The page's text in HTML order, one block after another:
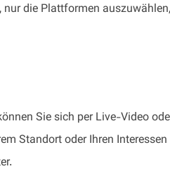
die Plattformen
Sie sich per Live-Video
Standort oder Ihren